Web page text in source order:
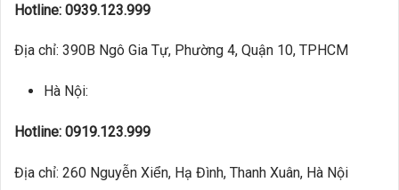
Hotline: 0939.123.999
Địa chỉ: 390B Ngô Gia Tự, Phường 4, Quận 10, TPHCM
Hà Nội:
Hotline: 0919.123.999
Địa chỉ: 260 Nguyễn Xiển, Hạ Đình, Thanh Xuân, Hà Nội